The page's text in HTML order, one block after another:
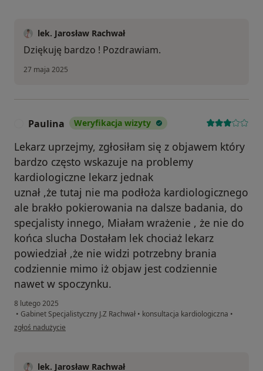
lek. Jarosław Rachwał
Dziękuję bardzo ! Pozdrawiam.
27 maja 2025
Paulina Weryfikacja wizyty
Lekarz uprzejmy, zgłosiłam się z objawem który
bardzo często wskazuje na problemy
kardiologiczne lekarz jednak
uznał ,że tutaj nie ma podłoża kardiologicznego
ale brakło pokierowania na dalsze badania, do
specjalisty innego, Miałam wrażenie , że nie do
końca slucha Dostałam lek chociaż lekarz
powiedział ,że nie widzi potrzebny brania
codziennie mimo iż objaw jest codziennie
nawet w spoczynku.
8 lutego 2025
• Gabinet Specjalistyczny J.Z Rachwał • konsultacja kardiologiczna •
w opinii użytkownika Paulina
zgłoś nadużycie
lek. Jarosław Rachwał